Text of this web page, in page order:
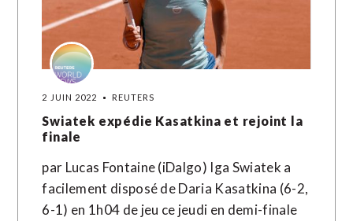
2 JUIN 2022 REUTERS
Swiatek expédie Kasatkina et rejoint la
finale
par Lucas Fontaine (iDalgo) Iga Swiatek a
facilement disposé de Daria Kasatkina (6-2,
6-1) en 1h04 de jeu ce jeudi en demi-finale